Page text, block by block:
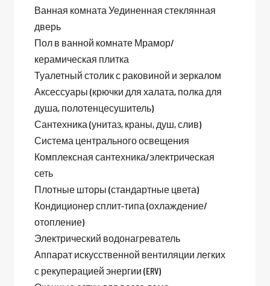
Ванная комната Уединенная стеклянная
дверь
Пол в ванной комнате Мрамор/
керамическая плитка
Туалетный столик с раковиной и зеркалом
Аксессуары (крючки для халата, полка для
душа, полотенцесушитель)
Сантехника (унитаз, краны, душ, слив)
Система центрального освещения
Комплексная сантехника/электрическая
сеть
Плотные шторы (стандартные цвета)
Кондиционер сплит-типа (охлаждение/
отопление)
Электрический водонагреватель
Аппарат искусственной вентиляции легких
с рекуперацией энергии (ERV)